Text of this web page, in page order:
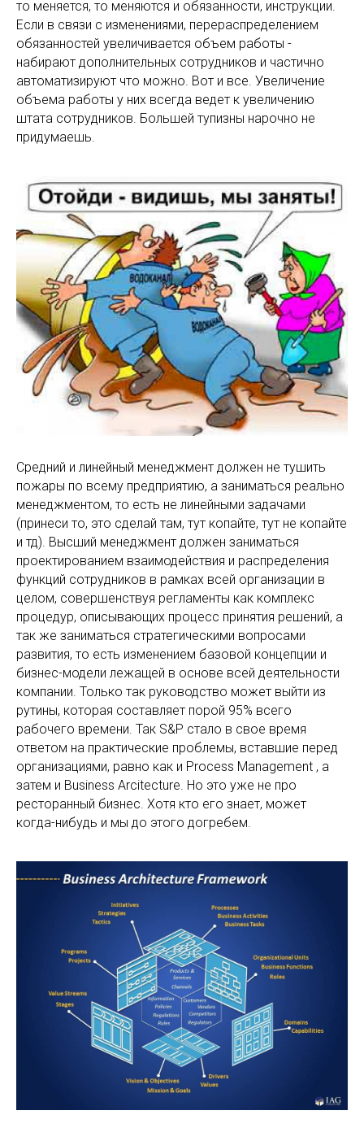
то меняется, то меняются и обязанности, инструкции.
Если в связи с изменениями, перераспределением
обязанностей увеличивается объем работы -
набирают дополнительных сотрудников и частично
автоматизируют что можно. Вот и все. Увеличение
объема работы у них всегда ведет к увеличению
штата сотрудников. Большей тупизны нарочно не
придумаешь.
Средний и линейный менеджмент должен не тушить
пожары по всему предприятию, а заниматься реально
менеджментом, то есть не линейными задачами
(принеси то, это сделай там, тут копайте, тут не копайте
и тд). Высший менеджмент должен заниматься
проектированием взаимодействия и распределения
функций сотрудников в рамках всей организации в
целом, совершенствуя регламенты как комплекс
процедур, описывающих процесс принятия решений, а
так же заниматься стратегическими вопросами
развития, то есть изменением базовой концепции и
бизнес-модели лежащей в основе всей деятельности
компании. Только так руководство может выйти из
рутины, которая составляет порой 95% всего
рабочего времени. Так S&P стало в свое время
ответом на практические проблемы, вставшие перед
организациями, равно как и Process Management , а
затем и Business Arcitecture. Но это уже не про
ресторанный бизнес. Хотя кто его знает, может
когда-нибудь и мы до этого догребем.